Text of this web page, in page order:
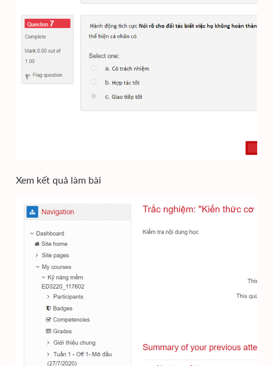
Xem kết quả làm bài